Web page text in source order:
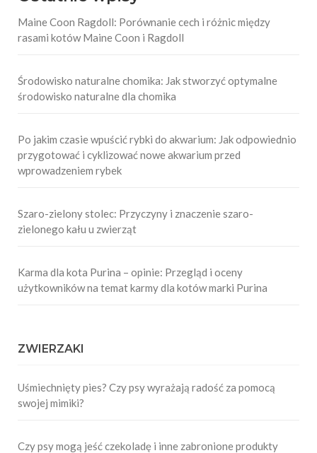
Maine Coon Ragdoll: Porównanie cech i różnic między
rasami kotów Maine Coon i Ragdoll
Środowisko naturalne chomika: Jak stworzyć optymalne
środowisko naturalne dla chomika
Po jakim czasie wpuścić rybki do akwarium: Jak odpowiednio
przygotować i cyklizować nowe akwarium przed
wprowadzeniem rybek
Szaro-zielony stolec: Przyczyny i znaczenie szaro-
zielonego kału u zwierząt
Karma dla kota Purina – opinie: Przegląd i oceny
użytkowników na temat karmy dla kotów marki Purina
ZWIERZAKI
Uśmiechnięty pies? Czy psy wyrażają radość za pomocą
swojej mimiki?
Czy psy mogą jeść czekoladę i inne zabronione produkty